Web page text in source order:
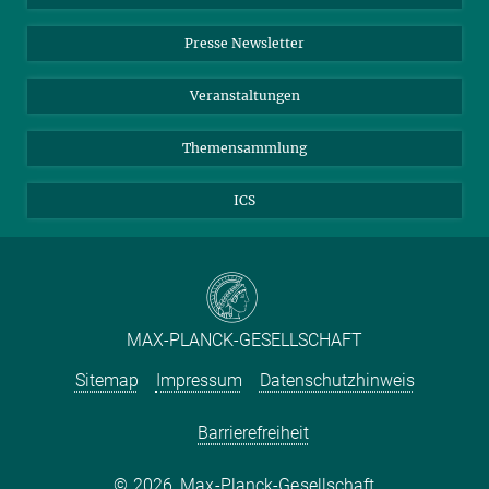
TikTok
Instagram
YouTube
Presse Newsletter
Veranstaltungen
Themensammlung
ICS
MAX-PLANCK-GESELLSCHAFT
Sitemap
Impressum Datenschutzhinweis
Barrierefreiheit